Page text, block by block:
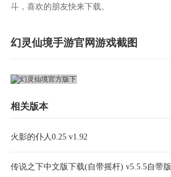
斗，喜欢的朋友快来下载。
幻灵仙境手游官网游戏截图
相关版本
火影的仆人0.25 v1.92
传说之下中文版下载(自带摇杆) v5.5.5自带版